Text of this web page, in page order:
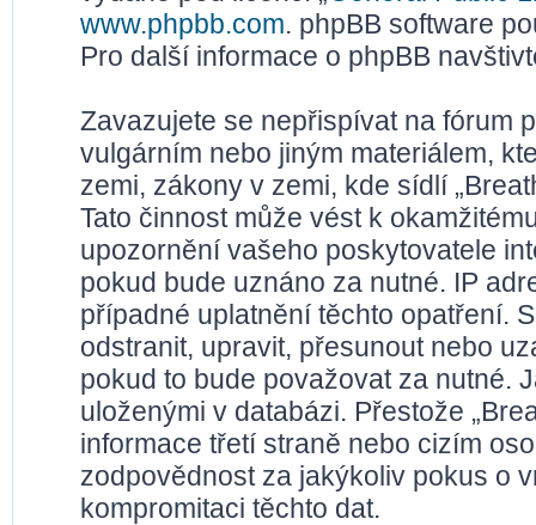
www.phpbb.com. phpBB software
Pro další informace o phpBB
Zavazujete se nepřispívat na fórum
vulgárním nebo jiným materiálem,
zemi, zákony v zemi, kde sídlí
Tato činnost může vést k
upozornění vašeho poskytovatele
pokud bude uznáno za nutné. IP
případné uplatnění těchto opatření.
odstranit, upravit, přesunout nebo
pokud to bude považovat za nutné.
uloženými v databázi. Přestože
informace třetí straně nebo cizím
zodpovědnost za jakýkoliv pokus o
kompromitaci těchto dat.